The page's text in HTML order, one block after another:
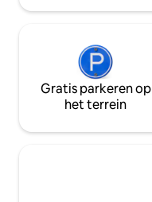
Gratis parkeren op
het terrein